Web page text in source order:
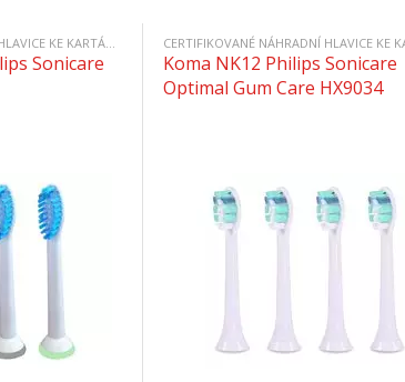
CERTIFIKOVANÉ NÁHRADNÍ HLAVICE KE KARTÁČKŮM PHILIPS
Sonicare
Koma NK12 Philips Sonicare
Optimal Gum Care HX9034